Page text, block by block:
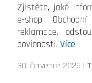
Zjistěte, jaké
e-shop.
reklamace,
povinnosti. Více
30. července 2026 |